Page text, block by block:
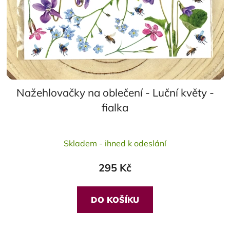
Nažehlovačky na oblečení - Luční květy -
fialka
hodnocení
je
5,0
z
5
Skladem - ihned k odeslání
295 Kč
DO KOŠÍKU